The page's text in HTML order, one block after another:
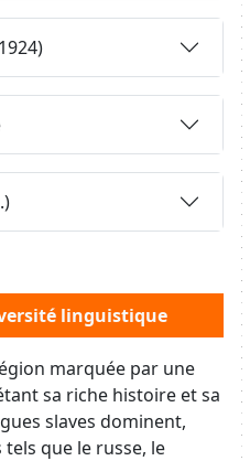
linguistique
marquée par une
sa riche histoire et sa
slaves dominent,
que le russe, le